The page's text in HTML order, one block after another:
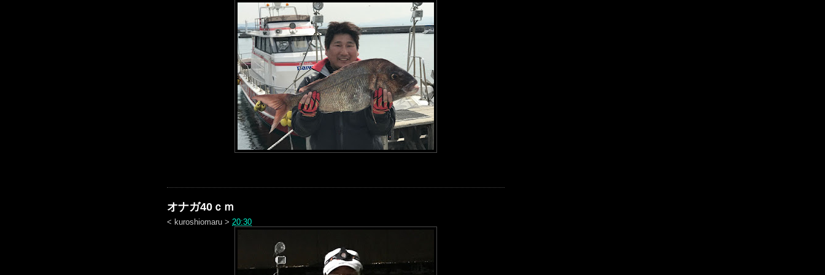
オナガ40ｃｍ
< kuroshiomaru > 20:30